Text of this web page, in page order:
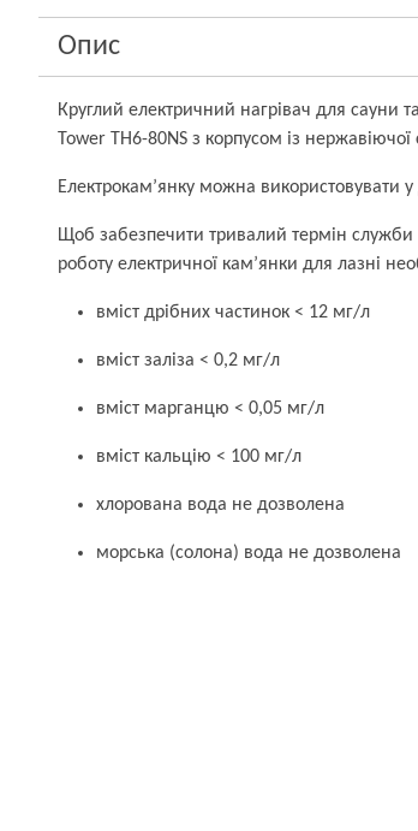
Опис
Круглий електричний нагрівач для сауни
Tower TH6-80NS з корпусом із нержавіючої
Електрокам’янку можна використовувати
Щоб забезпечити тривалий термін служби
роботу електричної кам’янки для лазні
вміст дрібних частинок < 12 мг/л
вміст заліза < 0,2 мг/л
вміст марганцю < 0,05 мг/л
вміст кальцію < 100 мг/л
хлорована вода не дозволена
морська (солона) вода не дозволена